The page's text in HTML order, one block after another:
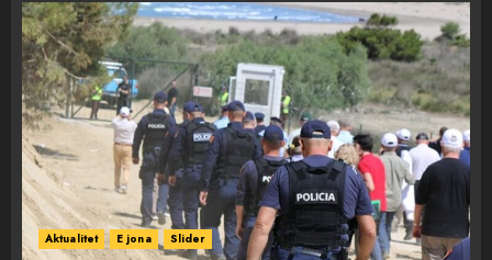
Aktualitet E jona Slider